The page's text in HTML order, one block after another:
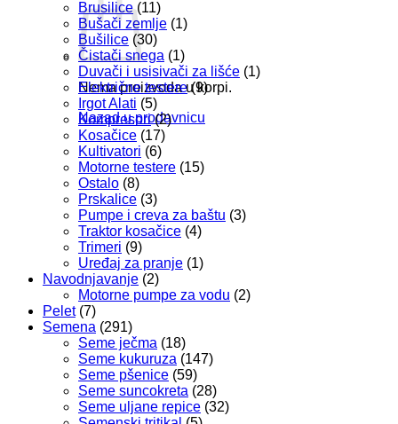
Nema proizvoda u korpi.
Nazad u prodavnicu
Brusilice (11)
Bušači zemlje (1)
Bušilice (30)
Čistači snega (1)
Duvači i usisivači za lišće (1)
Električne testere (9)
Irgot Alati (5)
Kompresori (2)
Kosačice (17)
Kultivatori (6)
Motorne testere (15)
Ostalo (8)
Prskalice (3)
Pumpe i creva za baštu (3)
Traktor kosačice (4)
Trimeri (9)
Uređaj za pranje (1)
Navodnjavanje (2)
Motorne pumpe za vodu (2)
Pelet (7)
Semena (291)
Seme ječma (18)
Seme kukuruza (147)
Seme pšenice (59)
Seme suncokreta (28)
Seme uljane repice (32)